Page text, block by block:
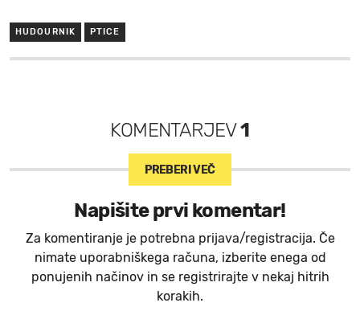
HUDOURNIK PTICE
KOMENTARJEV1
PREBERI VEČ
Napišite prvi komentar!
Za komentiranje je potrebna prijava/registracija. Če
nimate uporabniškega računa, izberite enega od
ponujenih načinov in se registrirajte v nekaj hitrih
korakih.